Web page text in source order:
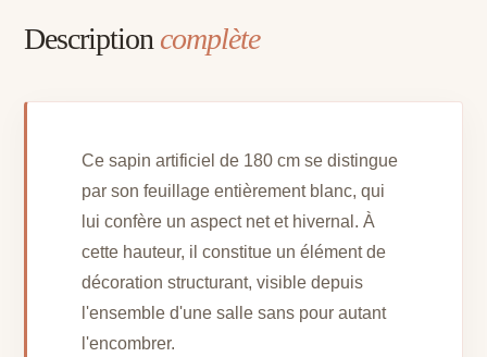
Description complète
Ce sapin artificiel de 180 cm se distingue
par son feuillage entièrement blanc, qui
lui confère un aspect net et hivernal. À
cette hauteur, il constitue un élément de
décoration structurant, visible depuis
l'ensemble d'une salle sans pour autant
l'encombrer.